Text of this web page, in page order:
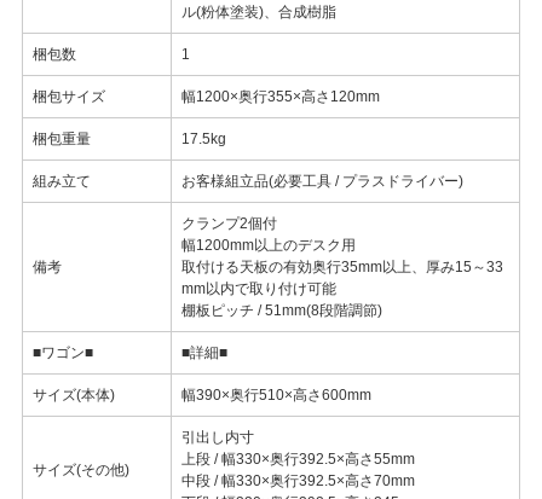
ル(粉体塗装)、合成樹脂
梱包数 1
梱包サイズ 幅1200×奥行355×高さ120mm
梱包重量 17.5kg
組み立て お客様組立品(必要工具 / プラスドライバー)
備考
クランプ2個付
幅1200mm以上のデスク用
取付ける天板の有効奥行35mm以上、厚み15～33
mm以内で取り付け可能
棚板ピッチ / 51mm(8段階調節)
■ワゴン■ ■詳細■
サイズ(本体) 幅390×奥行510×高さ600mm
サイズ(その他)
引出し内寸
上段 / 幅330×奥行392.5×高さ55mm
中段 / 幅330×奥行392.5×高さ70mm